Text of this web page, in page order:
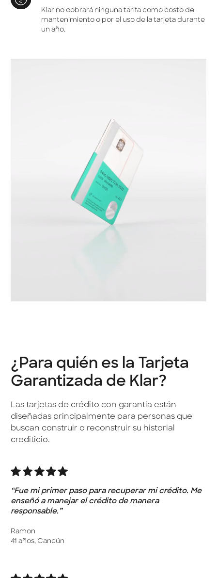
Klar no cobrará ninguna tarifa como costo de
mantenimiento o por el uso de la tarjeta durante
un año.
¿Para quién es la Tarjeta
Garantizada de Klar?
Las tarjetas de crédito con garantía están
diseñadas principalmente para personas que
buscan construir o reconstruir su historial
crediticio.
“Fue mi primer paso para recuperar mi crédito. Me
enseñó a manejar el crédito de manera
responsable.”
Ramon
41 años, Cancún